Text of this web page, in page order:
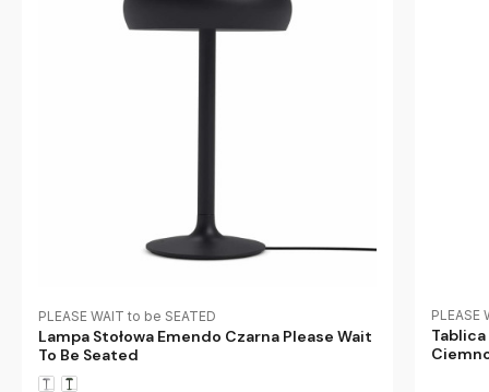
PLEASE WAIT to be SEATED
Lampa Stołowa Emendo Czarna Please Wait
To Be Seated
PLEASE